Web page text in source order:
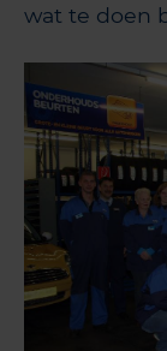
wat te doen